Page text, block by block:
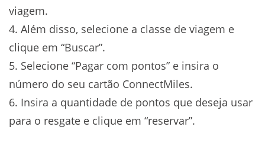
viagem.
4. Além disso, selecione a classe de viagem e
clique em “Buscar”.
5. Selecione “Pagar com pontos” e insira o
número do seu cartão ConnectMiles.
6. Insira a quantidade de pontos que deseja usar
para o resgate e clique em “reservar”.